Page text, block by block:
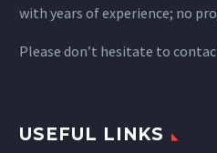
with years of experience; no
Please don’t hesitate to
USEFUL LINKS